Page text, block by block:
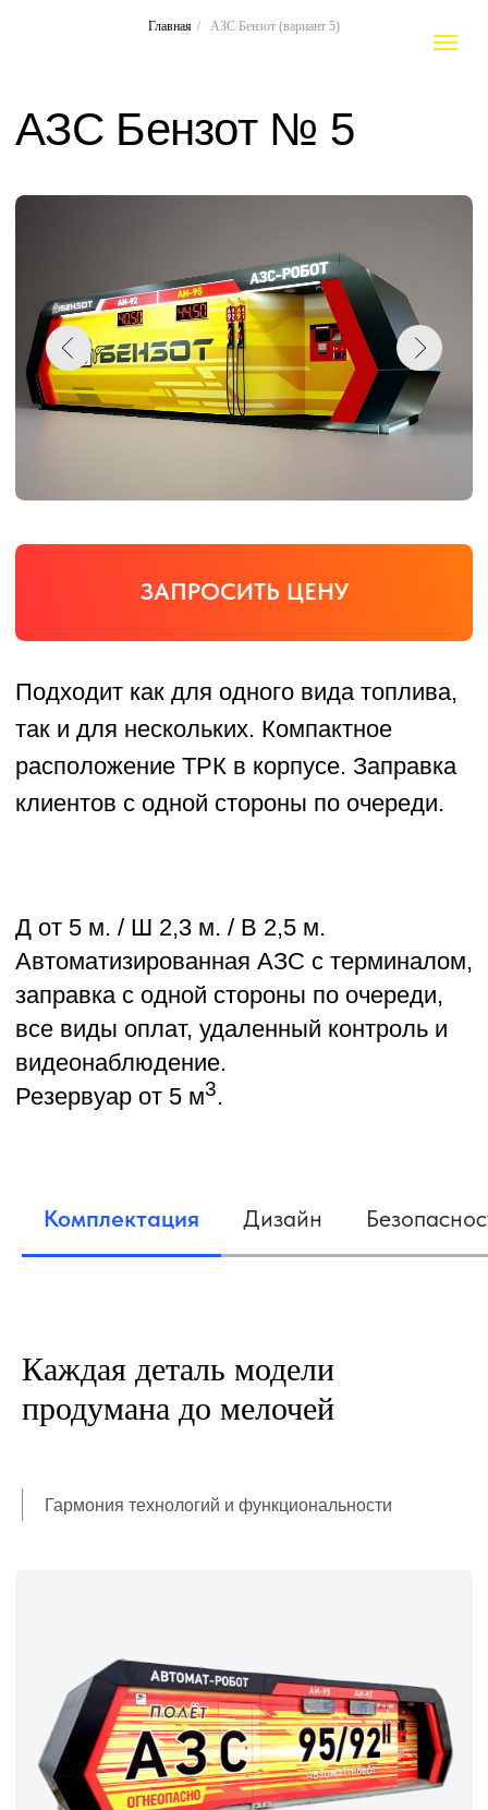
Главная / АЗС Бензот (вариант 5)
Соответствие СП 156.13130.2014
Управление через смартфон
Автоматизированная АЗС с терминалом,
заправка с одной стороны по очереди,
все виды оплат, удаленный контроль и
видеонаблюдение.
Резервуар от 5 м 3
Компактные размеры
ЗАПРОСИТЬ ЦЕНУ
Подходит как для одного вида топлива,
расположение ТРК в корпусе. Заправка
Комплектация Дизайн
Каждая деталь модели
продумана до мелочей
Гармония технологий и функциональности